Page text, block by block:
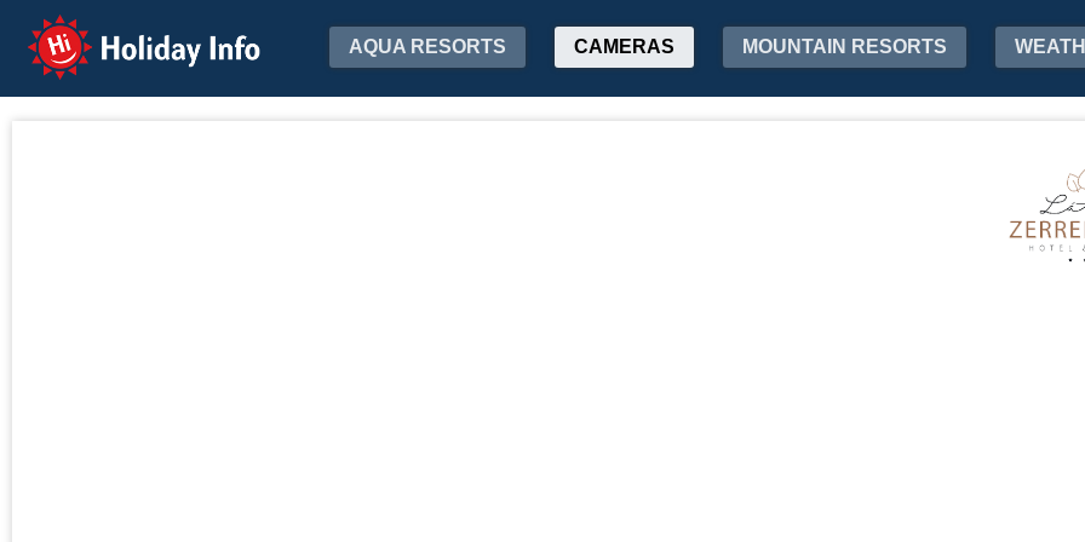
Holiday Info AQUA RESORTS CAMERAS MOUNTAIN RESORTS